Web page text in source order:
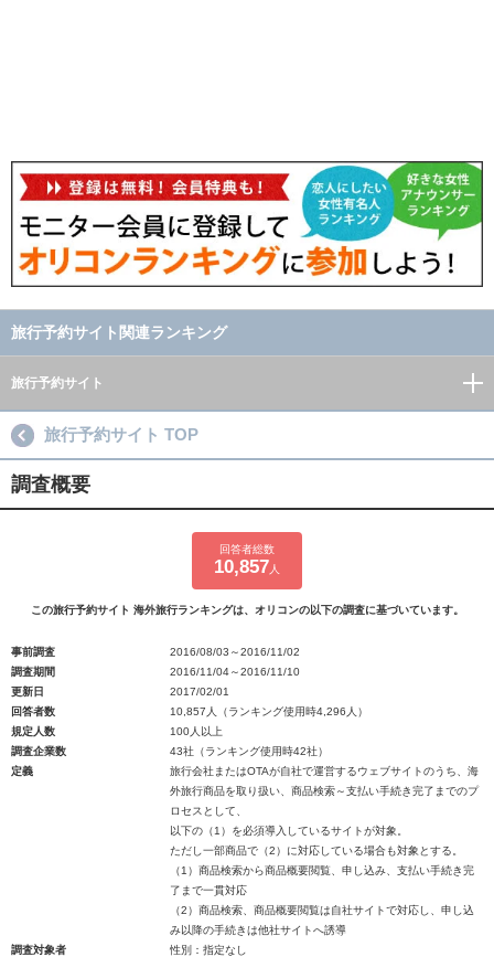
旅行予約サイト関連ランキング
旅行予約サイト
旅行予約サイト TOP
調査概要
回答者総数
10,857 人
この旅行予約サイト 海外旅行ランキングは、オリコンの以下の調査に基づいています。
事前調査
2016/08/03～2016/11/02
調査期間
2016/11/04～2016/11/10
更新日
2017/02/01
回答者数
10,857人（ランキング使用時4,296人）
規定人数
100人以上
調査企業数
43社（ランキング使用時42社）
定義
旅行会社またはOTAが自社で運営するウェブサイトのうち、海
外旅行商品を取り扱い、商品検索～支払い手続き完了までのプ
ロセスとして、
以下の（1）を必須導入しているサイトが対象。
ただし一部商品で（2）に対応している場合も対象とする。
（1）商品検索から商品概要閲覧、申し込み、支払い手続き完
了まで一貫対応
（2）商品検索、商品概要閲覧は自社サイトで対応し、申し込
み以降の手続きは他社サイトへ誘導
調査対象者
性別：指定なし